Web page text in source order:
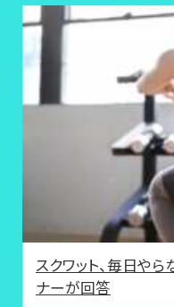
スクワット、毎日や
ナーが回答